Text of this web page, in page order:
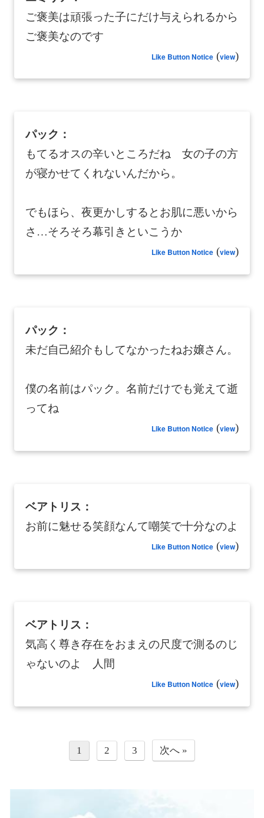
ご褒美は頑張った子にだけ与えられるから
ご褒美なのです
Like Button Notice (view)
パック：
もてるオスの辛いところだね 女の子の方
が寝かせてくれないんだから。
でもほら、夜更かしするとお肌に悪いから
さ…そろそろ幕引きといこうか
Like Button Notice (view)
パック：
未だ自己紹介もしてなかったねお嬢さん。
僕の名前はパック。名前だけでも覚えて逝
ってね
Like Button Notice (view)
ベアトリス：
お前に魅せる笑顔なんて嘲笑で十分なのよ
Like Button Notice (view)
ベアトリス：
気高く尊き存在をおまえの尺度で測るのじ
ゃないのよ 人間
Like Button Notice (view)
1 2 3 次へ »